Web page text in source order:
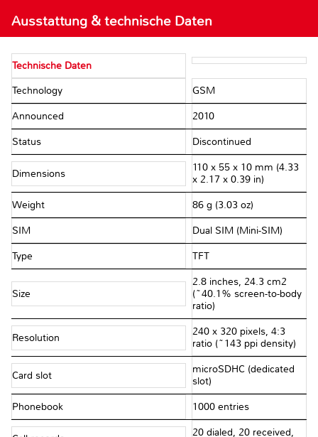
Ausstattung & technische Daten
Technische Daten
Technology GSM
Announced 2010
Status Discontinued
Dimensions
110 x 55 x 10 mm (4.33
x 2.17 x 0.39 in)
Weight 86 g (3.03 oz)
SIM Dual SIM (Mini-SIM)
Type TFT
Size
2.8 inches, 24.3 cm2
(~40.1% screen-to-body
ratio)
Resolution
240 x 320 pixels, 4:3
ratio (~143 ppi density)
Card slot
microSDHC (dedicated
slot)
Phonebook 1000 entries
20 dialed, 20 received,